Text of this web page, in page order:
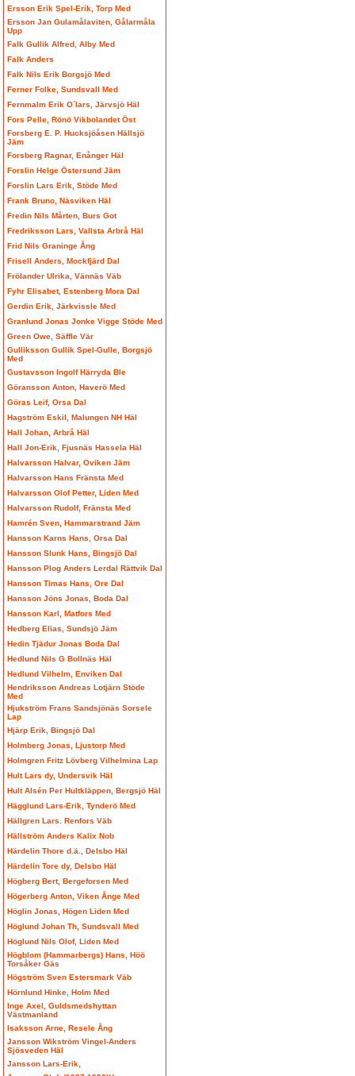
Ersson Erik Spel-Erik, Torp Med
Ersson Jan Gulamålaviten, Gålarmåla
Upp
Falk Gullik Alfred, Alby Med
Falk Anders
Falk Nils Erik Borgsjö Med
Ferner Folke, Sundsvall Med
Fernmalm Erik O´lars, Järvsjö Häl
Fors Pelle, Rönö Vikbolandet Öst
Forsberg E. P. Hucksjöåsen Hällsjö
Jäm
Forsberg Ragnar, Enånger Häl
Forslin Helge Östersund Jäm
Forslin Lars Erik, Stöde Med
Frank Bruno, Näsviken Häl
Fredin Nils Mårten, Burs Got
Fredriksson Lars, Vallsta Arbrå Häl
Frid Nils Graninge Ång
Frisell Anders, Mockfjärd Dal
Frölander Ulrika, Vännäs Väb
Fyhr Elisabet, Estenberg Mora Dal
Gerdin Erik, Järkvissle Med
Granlund Jonas Jonke Vigge Stöde Med
Green Owe, Säffle Vär
Gulliksson Gullik Spel-Gulle, Borgsjö
Med
Gustavsson Ingolf Härryda Ble
Göransson Anton, Haverö Med
Göras Leif, Orsa Dal
Hagström Eskil, Malungen NH Häl
Hall Johan, Arbrå Häl
Hall Jon-Erik, Fjusnäs Hassela Häl
Halvarsson Halvar, Oviken Jäm
Halvarsson Hans Fränsta Med
Halvarsson Olof Petter, Liden Med
Halvarsson Rudolf, Fränsta Med
Hamrén Sven, Hammarstrand Jäm
Hansson Karns Hans, Orsa Dal
Hansson Slunk Hans, Bingsjö Dal
Hansson Plog Anders Lerdal Rättvik Dal
Hansson Timas Hans, Ore Dal
Hansson Jöns Jonas, Boda Dal
Hansson Karl, Matfors Med
Hedberg Elias, Sundsjö Jäm
Hedin Tjädur Jonas Boda Dal
Hedlund Nils G Bollnäs Häl
Hedlund Vilhelm, Enviken Dal
Hendriksson Andreas Lotjärn Stöde
Med
Hjukström Frans Sandsjönäs Sorsele
Lap
Hjärp Erik, Bingsjö Dal
Holmberg Jonas, Ljustorp Med
Holmgren Fritz Lövberg Vilhelmina Lap
Hult Lars dy, Undersvik Häl
Hult Alsén Per Hultkläppen, Bergsjö Häl
Hägglund Lars-Erik, Tynderö Med
Hällgren Lars. Renfors Väb
Hällström Anders Kalix Nob
Härdelin Thore d.ä., Delsbo Häl
Härdelin Tore dy, Delsbo Häl
Högberg Bert, Bergeforsen Med
Högerberg Anton, Viken Ånge Med
Höglin Jonas, Högen Liden Med
Höglund Johan Th, Sundsvall Med
Höglund Nils Olof, Liden Med
Högblom (Hammarbergs) Hans, Höö
Torsåker Gäs
Högström Sven Estersmark Väb
Hörnlund Hinke, Holm Med
Inge Axel, Guldsmedshyttan
Västmanland
Isaksson Arne, Resele Ång
Jansson Wikström Vingel-Anders
Sjösveden Häl
Jansson Lars-Erik,